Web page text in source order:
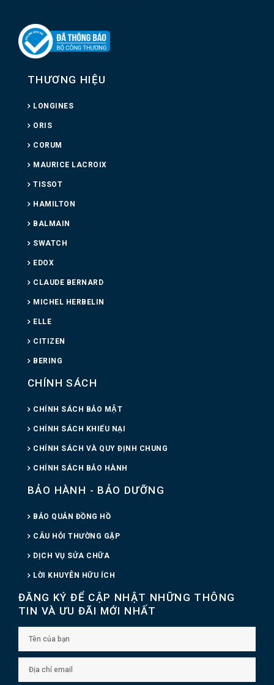
THƯƠNG HIỆU
LONGINES
ORIS
CORUM
MAURICE LACROIX
TISSOT
HAMILTON
BALMAIN
SWATCH
EDOX
CLAUDE BERNARD
MICHEL HERBELIN
ELLE
CITIZEN
BERING
CHÍNH SÁCH
CHÍNH SÁCH BẢO MẬT
CHÍNH SÁCH KHIẾU NẠI
CHÍNH SÁCH VÀ QUY ĐỊNH CHUNG
CHÍNH SÁCH BẢO HÀNH
BẢO HÀNH - BẢO DƯỠNG
BẢO QUẢN ĐỒNG HỒ
CÂU HỎI THƯỜNG GẶP
DỊCH VỤ SỬA CHỮA
LỜI KHUYÊN HỮU ÍCH
ĐĂNG KÝ ĐỂ CẬP NHẬT NHỮNG THÔNG
TIN VÀ ƯU ĐÃI MỚI NHẤT